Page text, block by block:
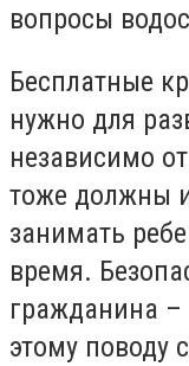
вопросы
Бесплатные
нужно для
независимо
тоже должны
занимать
время.
гражданина –
этому поводу